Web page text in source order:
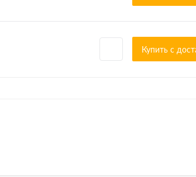
Купить c